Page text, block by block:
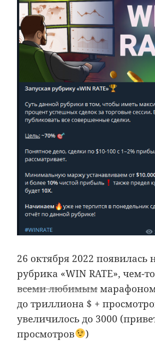
26 октября 2022 появилась
рубрика «WIN RATE», чем-
всеми любимыммарафоном
до триллиона $ +
увеличилось до 3000
просмотров
)